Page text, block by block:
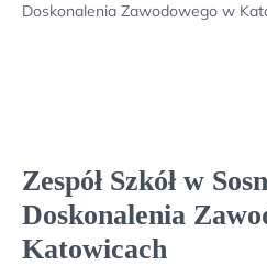
Doskonalenia Zawodowego w
Zespół Szkół w
Doskonalenia
Katowicach